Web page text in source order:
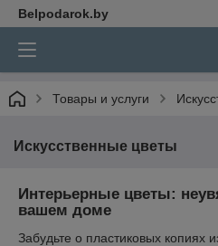
Belpodarok.by
Товары и услуги
Искусственные цветы
Интерьерные цветы:
вашем доме
Забудьте о пластиковых